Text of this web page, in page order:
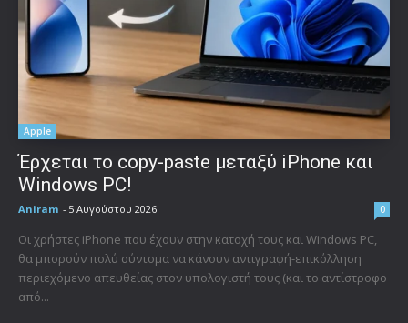
Apple
Έρχεται το copy-paste μεταξύ iPhone και
Windows PC!
Aniram - 5 Αυγούστου 2026 0
Οι χρήστες iPhone που έχουν στην κατοχή τους και Windows PC,
θα μπορούν πολύ σύντομα να κάνουν αντιγραφή-επικόλληση
περιεχόμενο απευθείας στον υπολογιστή τους (και το αντίστροφο
από...